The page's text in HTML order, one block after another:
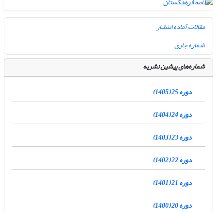
مقالات آماده انتشار
شماره جاری
شماره‌های پیشین نشریه
دوره 25 (1405)
دوره 24 (1404)
دوره 23 (1403)
دوره 22 (1402)
دوره 21 (1401)
دوره 20 (1400)